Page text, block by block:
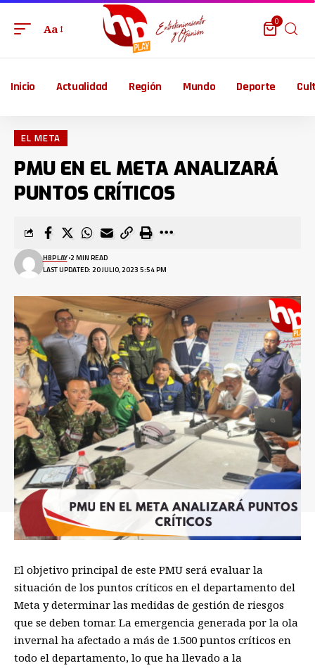
Aa
0
Inicio Actualidad Región Mundo Deporte
EL META
PMU EN EL META ANALIZARÁ
PUNTOS CRÍTICOS
LAST UPDATED: 20 JULIO, 2023 5:54 PM
HBPLAY 2 MIN READ
El objetivo principal de este PMU será evaluar la
situación de los puntos críticos en el departamento del
Meta y determinar las medidas de gestión de riesgos
que se deben tomar. La emergencia generada por la ola
invernal ha afectado a más de 1.500 puntos críticos en
todo el departamento, lo que ha llevado a la